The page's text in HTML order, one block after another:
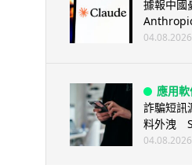
據報中國
04.08.2026
應用
詐騙短訊
料外洩
04.08.2026